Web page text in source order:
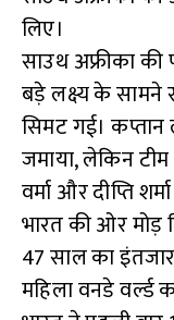
लिए।
साउथ अफ्रीका की
बड़े लक्ष्य के सामने
सिमट गई। कप्तान
जमाया, लेकिन
वर्मा और दीप्ति
भारत की ओर मोड़
47 साल का
महिला वनडे